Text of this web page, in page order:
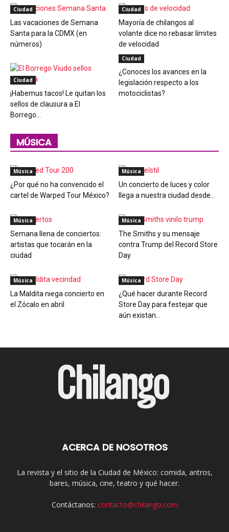
Ciudad
Las vacaciones de Semana
Santa para la CDMX (en
números)
Ciudad
Mayoría de chilangos al
volante dice no rebasar límites
de velocidad
Ciudad
¡Habemus tacos! Le quitan los
sellos de clausura a El
Borrego...
Ciudad
¿Conoces los avances en la
legislación respecto a los
motociclistas?
MÚSICA
Música
¿Por qué no ha convencido el
cartel de Warped Tour México?
Música
Un concierto de luces y color
llega a nuestra ciudad desde...
Música
Semana llena de conciertos:
artistas que tocarán en la
ciudad
Música
The Smiths y su mensaje
contra Trump del Record Store
Day
Música
La Maldita niega concierto en
el Zócalo en abril
Música
¿Qué hacer durante Record
Store Day para festejar que
aún existan...
ACERCA DE NOSOTROS
La revista y el sitio de la Ciudad de México: comida, antros,
bares, música, cine, teatro y qué hacer.
Contáctanos: contacto@chilango.com